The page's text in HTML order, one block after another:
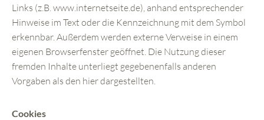
Links (z.B. www.internetseite.de), anhand entsprechender
Hinweise im Text oder die Kennzeichnung mit dem Symbol
erkennbar. Außerdem werden externe Verweise in einem
eigenen Browserfenster geöffnet. Die Nutzung dieser
fremden Inhalte unterliegt gegebenenfalls anderen
Vorgaben als den hier dargestellten.
Cookies